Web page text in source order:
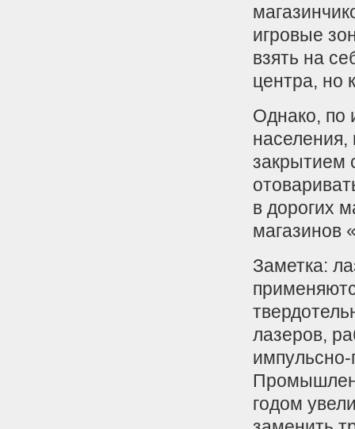
игровые
взять на
центра, но
Однако, по
закрытием
в дорогих
магазинов
Заметка:
лазеров,
годом